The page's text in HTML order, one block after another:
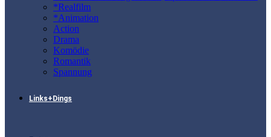
*Realfilm
*Animation
Action
Drama
Komödie
Romantik
Spannung
Links+Dings